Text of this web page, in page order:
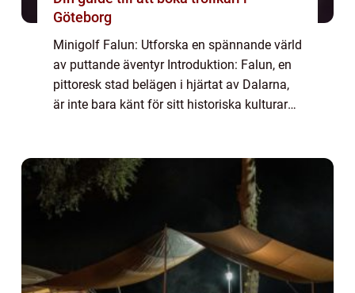
Göteborg
Minigolf Falun: Utforska en spännande värld
av puttande äventyr Introduktion: Falun, en
pittoresk stad belägen i hjärtat av Dalarna,
är inte bara känt för sitt historiska kulturarv